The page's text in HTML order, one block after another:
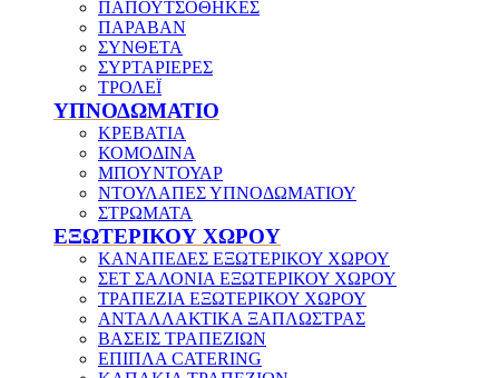
ΠΑΠΟΥΤΣΟΘΗΚΕΣ
ΠΑΡΑΒΑΝ
ΣΥΝΘΕΤΑ
ΣΥΡΤΑΡΙΕΡΕΣ
ΤΡΟΛΕΪ
ΥΠΝΟΔΩΜΑΤΙΟ
ΚΡΕΒΑΤΙΑ
ΚΟΜΟΔΙΝΑ
ΜΠΟΥΝΤΟΥΑΡ
ΝΤΟΥΛΑΠΕΣ ΥΠΝΟΔΩΜΑΤΙΟΥ
ΣΤΡΩΜΑΤΑ
ΕΞΩΤΕΡΙΚΟΥ ΧΩΡΟΥ
ΚΑΝΑΠΕΔΕΣ ΕΞΩΤΕΡΙΚΟΥ ΧΩΡΟΥ
ΣΕΤ ΣΑΛΟΝΙΑ ΕΞΩΤΕΡΙΚΟΥ ΧΩΡΟΥ
ΤΡΑΠΕΖΙΑ ΕΞΩΤΕΡΙΚΟΥ ΧΩΡΟΥ
ΑΝΤΑΛΛΑΚΤΙΚΑ ΞΑΠΛΩΣΤΡΑΣ
ΒΑΣΕΙΣ ΤΡΑΠΕΖΙΩΝ
ΕΠΙΠΛΑ CATERING